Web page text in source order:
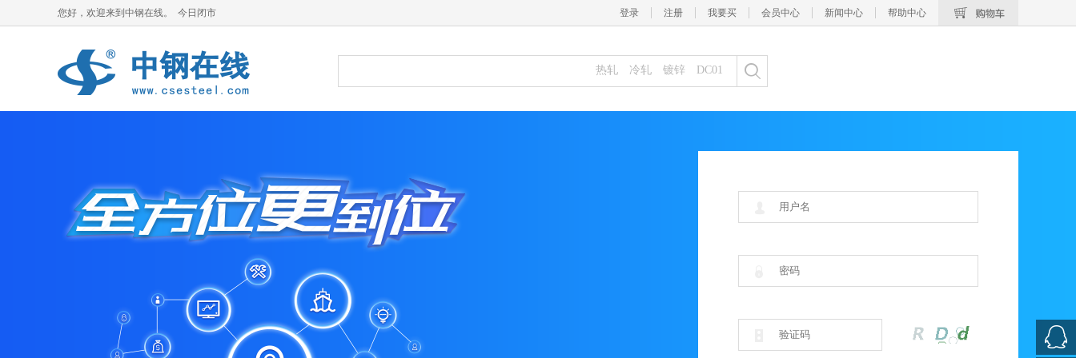
您好，欢迎来到中钢在线。 今日闭市 登录 注册 我要买 会员中心 新闻中心 帮助中心
热轧 冷轧 镀锌 DC01